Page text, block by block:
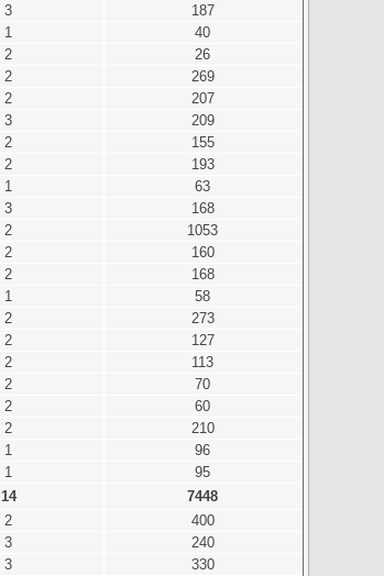
3
187
1
40
2
26
2
269
2
207
3
209
2
155
2
193
1
63
3
168
2
1053
2
160
2
168
1
58
2
273
2
127
2
113
2
70
2
60
2
210
1
96
1
95
14
7448
2
400
3
240
3 330